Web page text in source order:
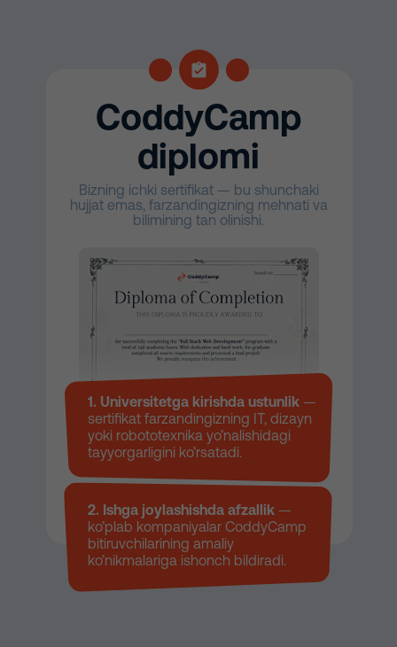
CoddyCamp
diplomi
Bizning ichki sertifikat — bu shunchaki
hujjat emas, farzandingizning mehnati va
bilimining tan olinishi.
2. Ishga joylashishda afzallik—
ko’plab kompaniyalar CoddyCamp
bitiruvchilarining amaliy
ko’nikmalariga ishonch bildiradi.
1. Universitetga kirishda ustunlik —
sertifikat farzandingizning IT, dizayn
yoki robototexnika yo’nalishidagi
tayyorgarligini ko’rsatadi.